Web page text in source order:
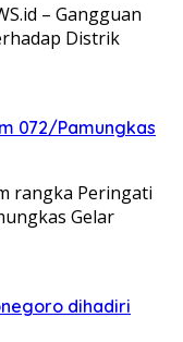
– Gangguan
Distrik
072/Pamungkas
rangka Peringati
Gelar
dihadiri